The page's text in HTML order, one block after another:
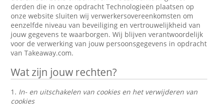
derden die in onze opdracht Technologieën plaatsen op
onze website sluiten wij verwerkersovereenkomsten om
eenzelfde niveau van beveiliging en vertrouwelijkheid van
jouw gegevens te waarborgen. Wij blijven verantwoordelijk
voor de verwerking van jouw persoonsgegevens in opdracht
van Takeaway.com.
Wat zijn jouw rechten?
1. In- en uitschakelen van cookies en het verwijderen van
cookies